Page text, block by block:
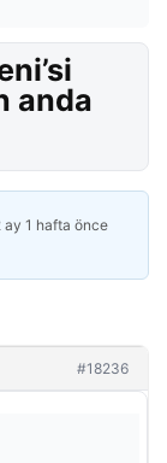
anda
ay 1 hafta önce
#18236